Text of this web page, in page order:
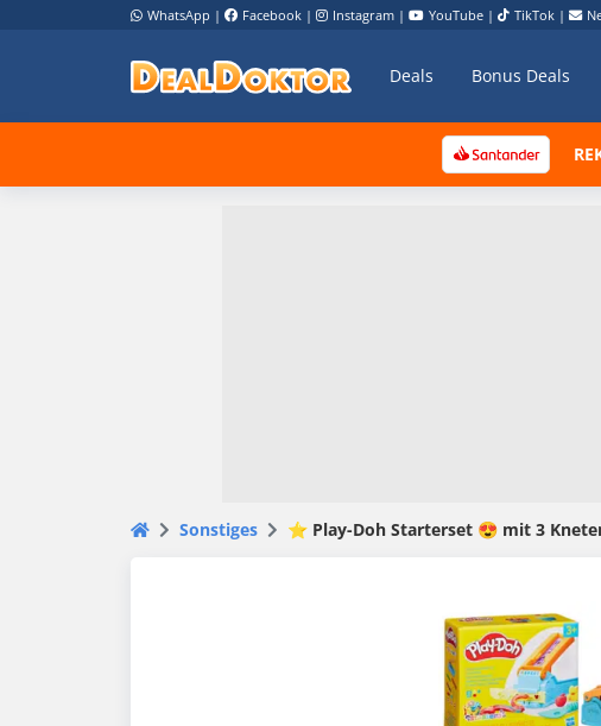
WhatsApp | Facebook | Instagram | YouTube | TikTok |
Deals Bonus Deals
Sonstiges ⭐️ Play-Doh Starterset 😍 mit 3